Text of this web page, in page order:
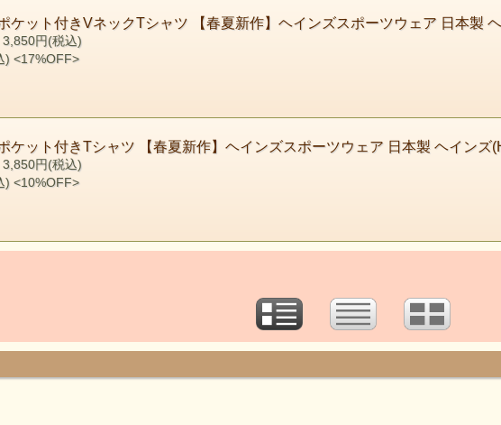
ケット付きVネックTシャツ 【春夏新作】ヘインズスポーツウェア 日本製
3,850円(税込)
)<17%OFF>
ケット付きTシャツ 【春夏新作】ヘインズスポーツウェア 日本製 ヘイン
3,850円(税込)
)<10%OFF>